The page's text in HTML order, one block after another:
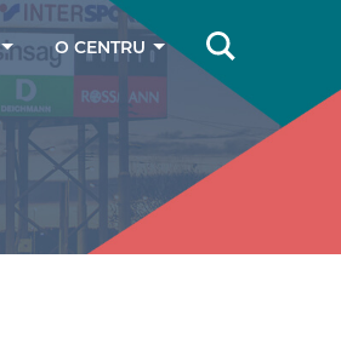
O CENTRU
Jak se k nám
dostanete
Kontakty